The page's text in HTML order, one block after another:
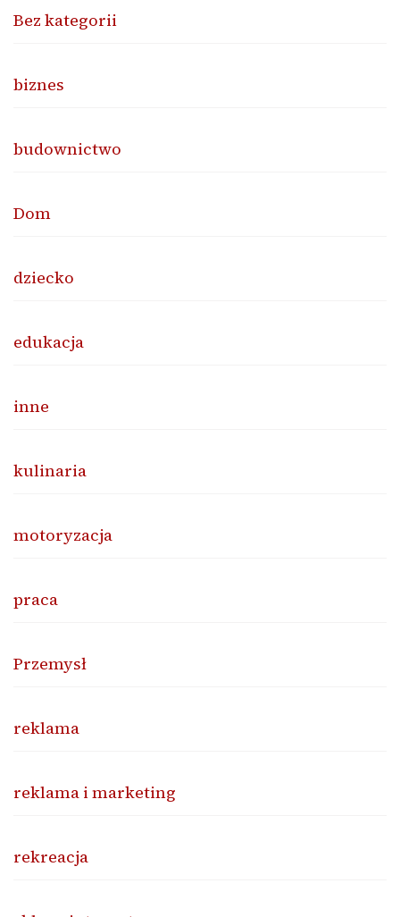
Bez kategorii
biznes
budownictwo
Dom
dziecko
edukacja
inne
kulinaria
motoryzacja
praca
Przemysł
reklama
reklama i marketing
rekreacja